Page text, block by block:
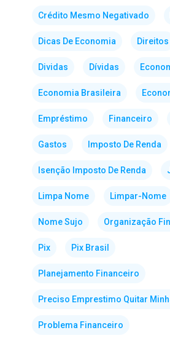
Crédito Mesmo Negativado
Dicas De Economia Direitos
Dividas Dívidas
Economia Brasileira
Empréstimo Financeiro
Gastos Imposto De Renda
Isenção Imposto De Renda
Limpa Nome Limpar-Nome
Nome Sujo Organização
Pix Pix Brasil
Planejamento Financeiro
Preciso Emprestimo Quitar
Problema Financeiro